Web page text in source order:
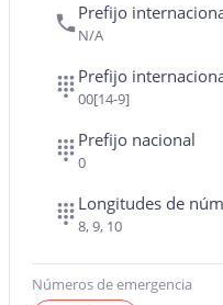
Prefijo
N/A
Prefijo
00[14-9]
Prefijo nacional
0
Longitudes de
8, 9, 10
Números de emergencia